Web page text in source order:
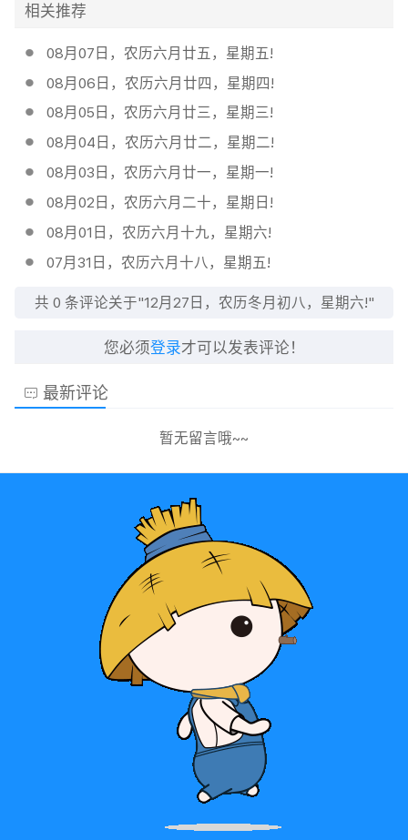
相关推荐
08月07日，农历六月廿五，星期五!
08月06日，农历六月廿四，星期四!
08月05日，农历六月廿三，星期三!
08月04日，农历六月廿二，星期二!
08月03日，农历六月廿一，星期一!
08月02日，农历六月二十，星期日!
08月01日，农历六月十九，星期六!
07月31日，农历六月十八，星期五!
共 0 条评论关于"12月27日，农历冬月初八，星期六!"
您必须登录才可以发表评论！
最新评论
暂无留言哦~~